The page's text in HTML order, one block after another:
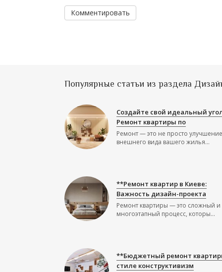
Комментировать
Популярные статьи из раздела
Создайте свой идеальный
Ремонт квартиры по
Ремонт — это не просто улучшение
внешнего вида вашего жилья...
**Ремонт квартир в Киеве:
Важность дизайн-проекта
Ремонт квартиры — это сложный и
многоэтапный процесс, которы...
**Бюджетный ремонт
стиле конструктивизм